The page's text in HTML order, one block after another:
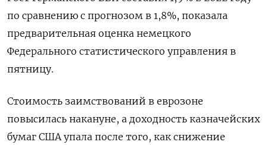
по сравнению с прогнозом в 1,8%, показала
предварительная оценка немецкого
Федерального статистического управления в
пятницу.
Стоимость заимствований в еврозоне
повысилась накануне, а доходность казначейских
бумаг США упала после того, как снижение